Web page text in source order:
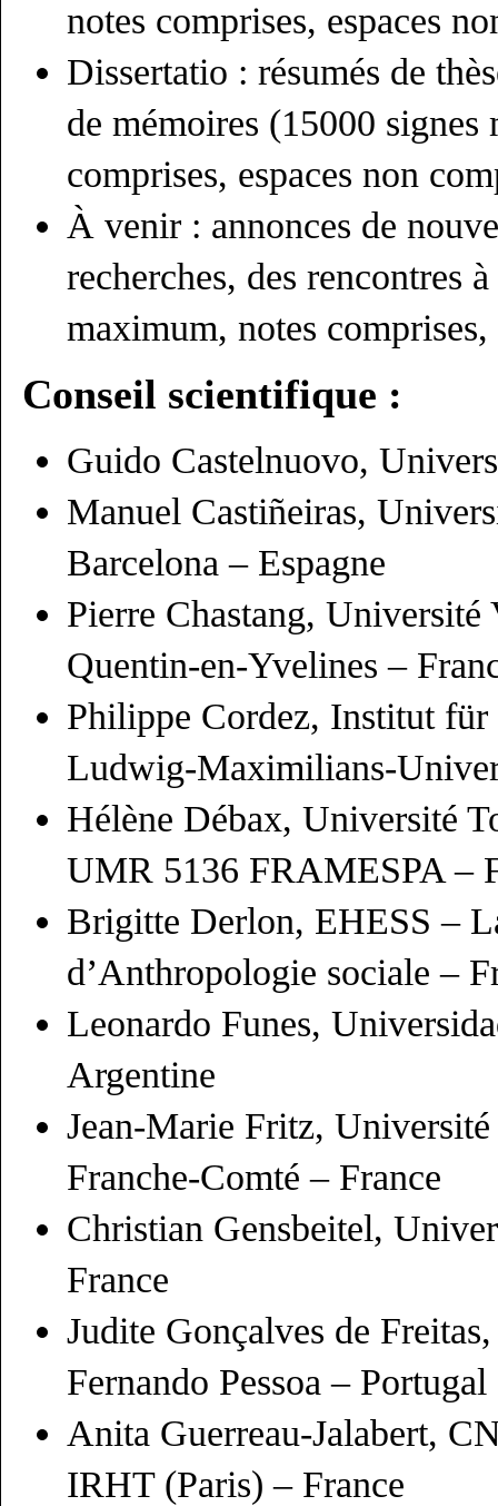
notes comprises, espaces
Dissertatio : résumés de
de mémoires (15000 signes
comprises, espaces non
À venir : annonces de
recherches, des rencontres
maximum, notes
Conseil scientifique :
Guido Castelnuovo,
Manuel Castiñeiras,
Barcelona – Espagne
Pierre Chastang, Université
Quentin-en-Yvelines –
Philippe Cordez, Institut für
Ludwig-Maximilians-
Hélène Débax, Université
UMR 5136 FRAMESPA –
Brigitte Derlon, EHESS –
d’Anthropologie sociale –
Leonardo Funes,
Argentine
Jean-Marie Fritz,
Franche-Comté – France
Christian Gensbeitel,
France
Judite Gonçalves de Freitas,
Fernando Pessoa – Portugal
Anita Guerreau-Jalabert,
IRHT (Paris) – France